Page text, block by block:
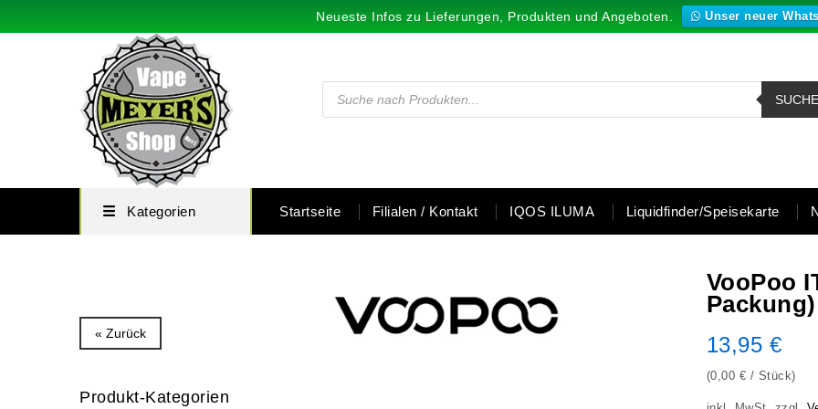
Neueste Infos zu Lieferungen, Produkten und Angeboten. Unser neuer
Kategorien Startseite Filialen / Kontakt IQOS ILUMA Liquidfinder/Speisekarte
VooPoo
Packung)
13,95 €
(0,00 € / Stück)
« Zurück
Produkt-Kategorien